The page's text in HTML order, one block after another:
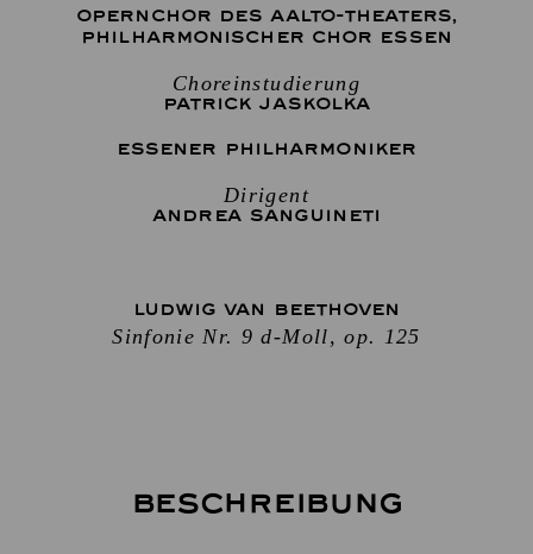
OPERNCHOR DES AALTO-THEATERS,
PHILHARMONISCHER CHOR ESSEN
Choreinstudierung
PATRICK JASKOLKA
ESSENER PHILHARMONIKER
Dirigent
ANDREA SANGUINETI
LUDWIG VAN BEETHOVEN
Sinfonie Nr. 9 d-Moll, op. 125
Beschreibung